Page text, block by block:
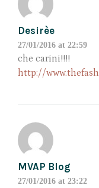
Desirèe
27/01/2016 at 22:59
che carini!!!!
http://
MVAP Blog
27/01/2016 at 23:22